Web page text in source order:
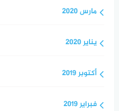
مارس 2020
يناير 2020
أكتوبر 2019
فبراير 2019